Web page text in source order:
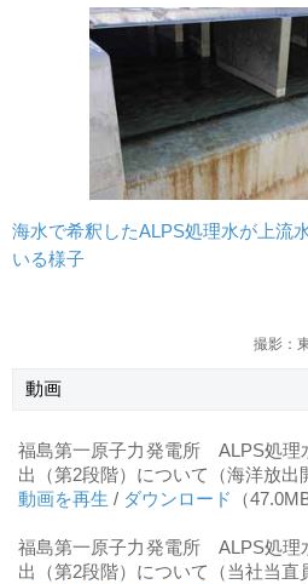
海水で希釈したALPS処理水が上流
いる様子
撮影：
動画
福島第一原子力発電所 ALPS処
出（第2段階）について（海洋放出
動画を再生 / ダウンロード （
福島第一原子力発電所 ALPS処
出（第2段階）について（当社当直